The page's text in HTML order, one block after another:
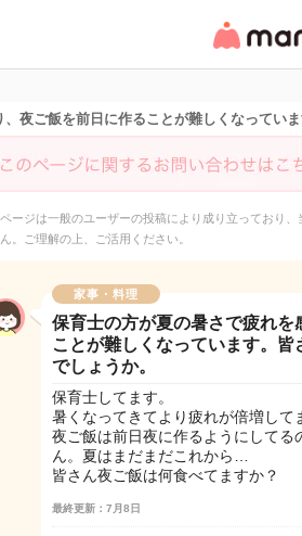
リ・情報サ
夜ご飯を前日に作ることが難しくなってい
ージは一般のユーザーの投稿により成り立っており
。ご理解の上、ご活用ください。
家事・料理
保育士の方が夏の暑さで疲れ
ことが難しくなっています。
でしょうか。
保育士してます。
暑くなってきてより疲れが倍増して
夜ご飯は前日夜に作るようにして
ん。夏はまだまだこれから…
皆さん夜ご飯は何食べてますか？
最終更新：7月8日